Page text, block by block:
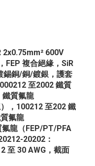
600V
FEP 複合絕緣，SiR
錫銅/銅/鍍銀，護套
至2002 鐵質
鐵質氟龍
，100212 至202 鐵
氟龍
氟龍（FEP/PT/PFA
20202：
至 30 AWG，截面